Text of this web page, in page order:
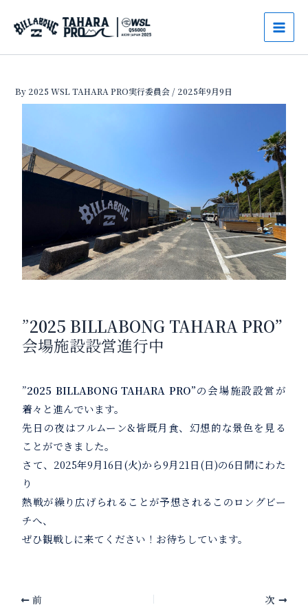
By 2025 WSL TAHARA PRO実行委員会 / 2025年9月9日
”2025 BILLABONG TAHARA PRO”
会場施設設営進行中
”2025 BILLABONG TAHARA PRO”の会場施設設営が
着々と進んでいます。
先日の夜はフルムーン&皆既月食、幻想的な景色を見る
ことができました。
さて、2025年9月16日(火)から9月21日(日)の6日間にわた
り
熱戦が繰り広げられることが予想されるこのロングビー
チへ、
ぜひ観戦しに来てください！お待ちしています。
前 次